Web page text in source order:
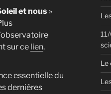
et nous »
sur ce lien.
essentielle du
dernières
Le